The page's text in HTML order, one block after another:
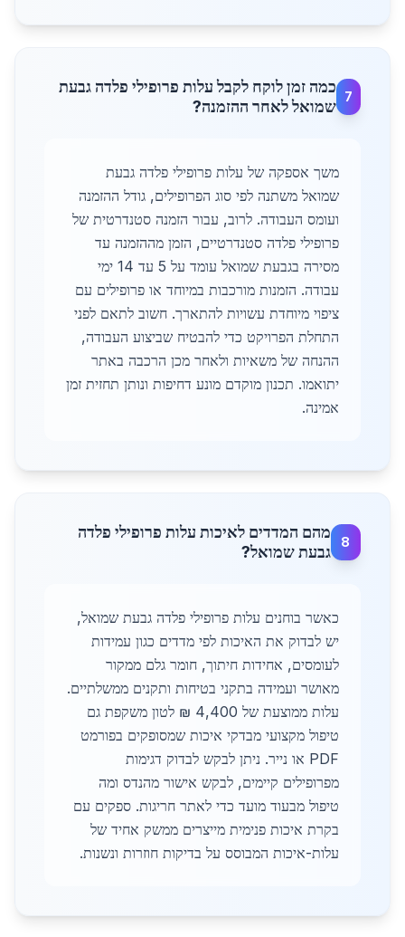
7
כמה זמן לוקח לקבל עלות פרופילי פלדה גבעת
שמואל לאחר ההזמנה?
משך אספקה של עלות פרופילי פלדה גבעת
שמואל משתנה לפי סוג הפרופילים, גודל ההזמנה
ועומס העבודה. לרוב, עבור הזמנה סטנדרטית של
פרופילי פלדה סטנדרטיים, הזמן מההזמנה עד
מסירה בגבעת שמואל עומד על 5 עד 14 ימי
עבודה. הזמנות מורכבות במיוחד או פרופילים עם
ציפוי מיוחדת עשויות להתארך. חשוב לתאם לפני
התחלת הפרויקט כדי להבטיח שביצוע העבודה,
ההנחה של משאיות ולאחר מכן הרכבה באתר
יתואמו. תכנון מוקדם מונע דחיפות ונותן תחזית זמן
אמינה.
8
מהם המדדים לאיכות עלות פרופילי פלדה
גבעת שמואל?
כאשר בוחנים עלות פרופילי פלדה גבעת שמואל,
יש לבדוק את האיכות לפי מדדים כגון עמידות
לעומסים, אחידות חיתוך, חומר גלם ממקור
מאושר ועמידה בתקני בטיחות ותקנים ממשלתיים.
עלות ממוצעת של 4,400 ₪ לטון משקפת גם
טיפול מקצועי מבדקי איכות שמסופקים בפורמט
PDF או נייר. ניתן לבקש לבדוק דגימות
מפרופילים קיימים, לבקש אישור מהנדס ומה
טיפול מבעוד מועד כדי לאתר חריגות. ספקים עם
בקרת איכות פנימית מייצרים ממשק אחיד של
עלות-איכות המבוסס על בדיקות חוזרות ונשנות.